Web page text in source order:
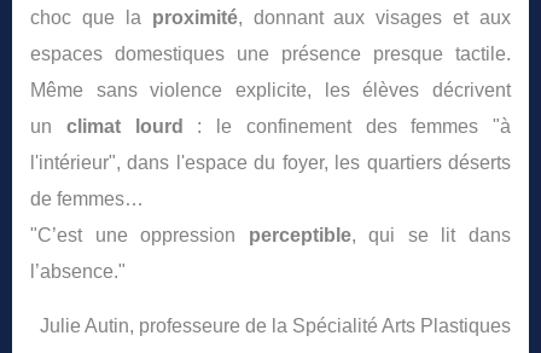
choc que la proximité, donnant aux visages et aux
espaces domestiques une présence presque tactile.
Même sans violence explicite, les élèves décrivent
un climat lourd :
le confinement des femmes "à
l'intérieur", dans l'espace du foyer, les quartiers déserts
de femmes…
"C’est une oppression perceptible, qui se lit dans
l’absence."
Julie Autin, professeure de la Spécialité Arts Plastiques